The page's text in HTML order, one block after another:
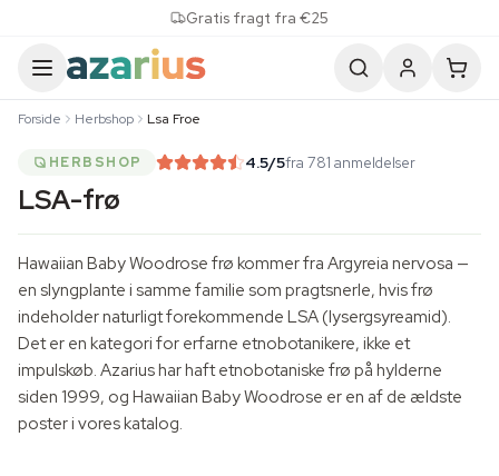
Gratis fragt fra €25
Forside Herbshop Lsa Froe
HERBSHOP 4.5/5fra 781 anmeldelser
LSA-frø
Hawaiian Baby Woodrose frø kommer fra Argyreia nervosa —
en slyngplante i samme familie som pragtsnerle, hvis frø
indeholder naturligt forekommende LSA (lysergsyreamid).
Det er en kategori for erfarne etnobotanikere, ikke et
impulskøb. Azarius har haft etnobotaniske frø på hylderne
siden 1999, og Hawaiian Baby Woodrose er en af de ældste
poster i vores katalog.